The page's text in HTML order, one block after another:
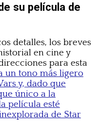
su película de
detalles, los breves
en cine y
para esta
un tono más ligero
y, dado que
único a la
película esté
de Star